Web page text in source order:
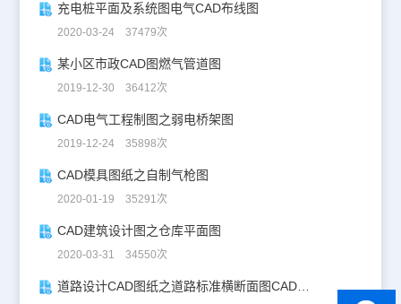
充电桩平面及系统图电气CAD布线图
2020-03-24 37479次
某小区市政CAD图燃气管道图
2019-12-30 36412次
CAD电气工程制图之弱电桥架图
2019-12-24 35898次
CAD模具图纸之自制气枪图
2020-01-19 35291次
CAD建筑设计图之仓库平面图
2020-03-31 34550次
道路设计CAD图纸之道路标准横断面图CAD图纸